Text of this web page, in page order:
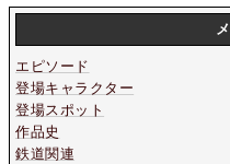
エピソード
登場キャラクター
登場スポット
作品史
鉄道関連